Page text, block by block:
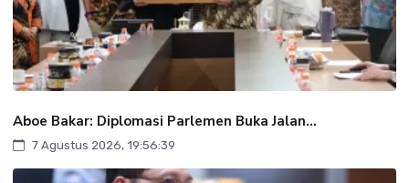
Aboe Bakar: Diplomasi Parlemen Buka Jalan...
7 Agustus 2026, 19:56:39